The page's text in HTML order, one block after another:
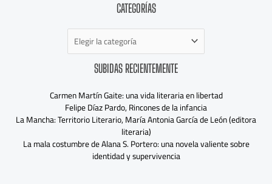
CATEGORÍAS
SUBIDAS RECIENTEMENTE
Carmen Martín Gaite: una vida literaria en libertad
Felipe Díaz Pardo, Rincones de la infancia
La Mancha: Territorio Literario, María Antonia García de León (editora
literaria)
La mala costumbre de Alana S. Portero: una novela valiente sobre
identidad y supervivencia